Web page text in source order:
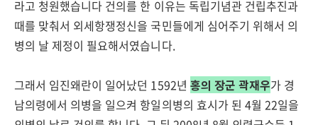
라고 청원했습니다 건의를 한 이유는 독립기념관 건립추진과
때를 맞춰서 외세항쟁정신을 국민들에게 심어주기 위해서 의
병의 날 제정이 필요해서였습니다.
그래서 임진왜란이 일어났던 1592년 홍의 장군 곽재우가 경
남의령에서 의병을 일으켜 항일의병의 효시가 된 4월 22일을